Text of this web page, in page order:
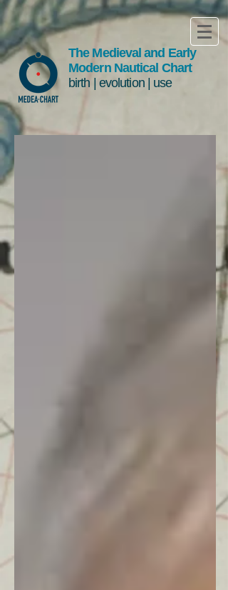
The Medieval and Early
Modern Nautical Chart
birth | evolution | use